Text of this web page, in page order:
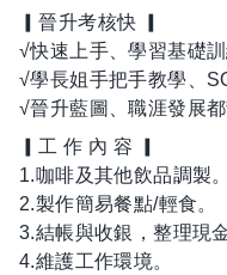
▎晉升考核快 ▎
√快速上手、學習基礎
√學長姐手把手教學、
√晉升藍圖、職涯發展
▎工 作 內 容 ▎
1.咖啡及其他飲品調製。
2.製作簡易餐點/輕食。
3.結帳與收銀，整理現
4.維護工作環境。